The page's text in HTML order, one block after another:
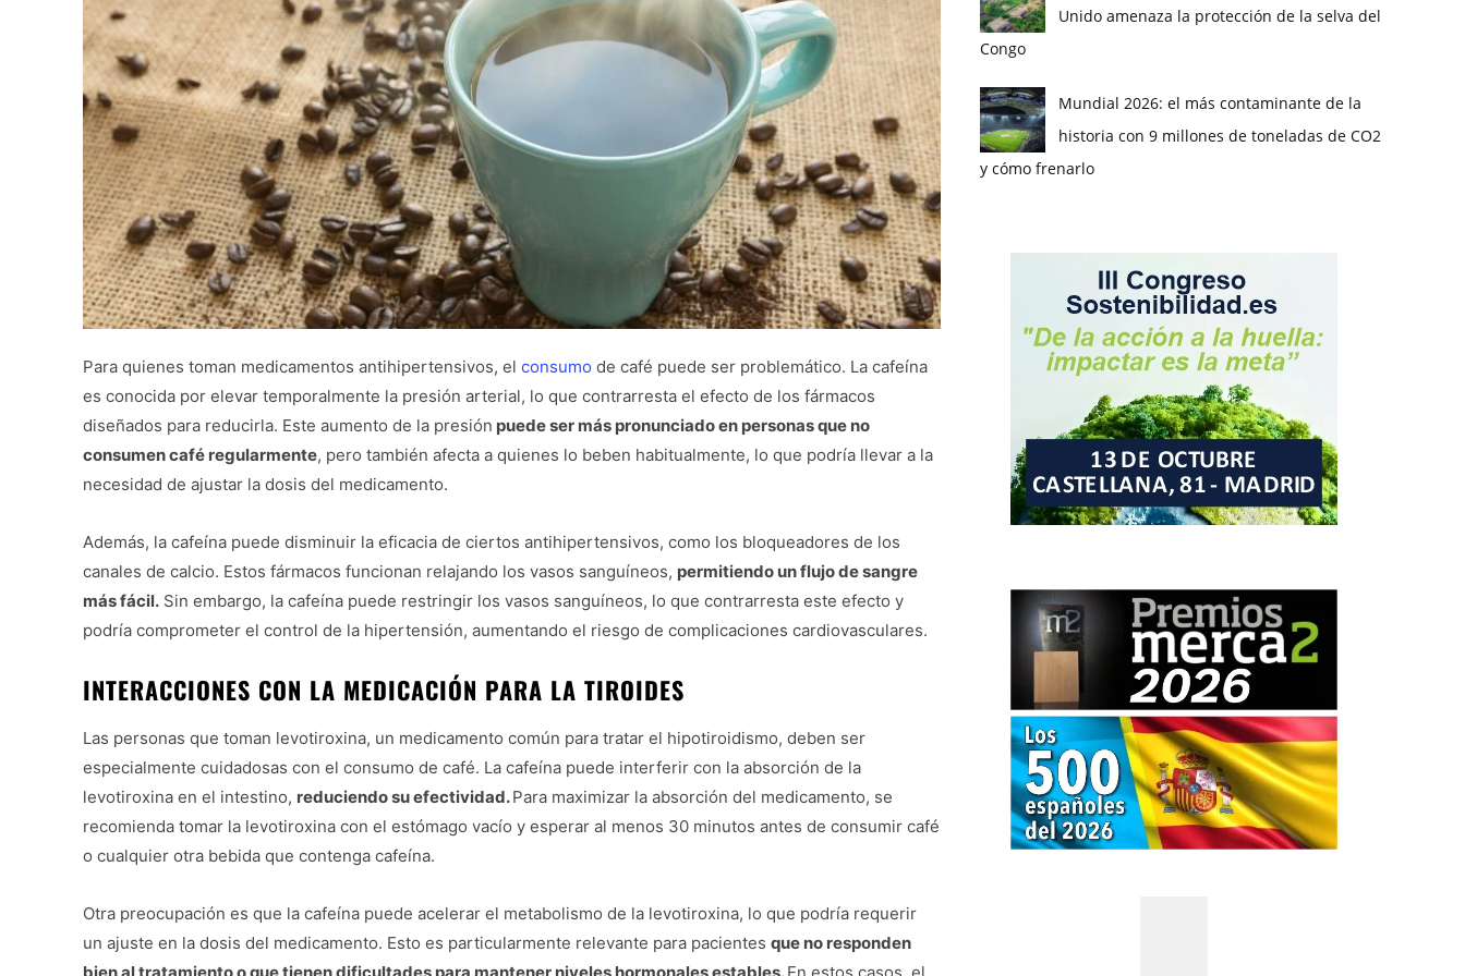
Para quienes toman medicamentos antihipertensivos, el consumo de café puede ser problemático. La cafeína
es conocida por elevar temporalmente la presión arterial, lo que contrarresta el efecto de los fármacos
diseñados para reducirla. Este aumento de la presión puede ser más pronunciado en personas que no
consumen café regularmente, pero también afecta a quienes lo beben habitualmente, lo que podría llevar a la
necesidad de ajustar la dosis del medicamento.
Además, la cafeína puede disminuir la eficacia de ciertos antihipertensivos, como los bloqueadores de los
canales de calcio. Estos fármacos funcionan relajando los vasos sanguíneos, permitiendo un flujo de sangre
más fácil. Sin embargo, la cafeína puede restringir los vasos sanguíneos, lo que contrarresta este efecto y
podría comprometer el control de la hipertensión, aumentando el riesgo de complicaciones cardiovasculares.
INTERACCIONES CON LA MEDICACIÓN PARA LA TIROIDES
Las personas que toman levotiroxina, un medicamento común para tratar el hipotiroidismo, deben ser
especialmente cuidadosas con el consumo de café. La cafeína puede interferir con la absorción de la
levotiroxina en el intestino, reduciendo su efectividad.Para maximizar la absorción del medicamento, se
recomienda tomar la levotiroxina con el estómago vacío y esperar al menos 30 minutos antes de consumir café
o cualquier otra bebida que contenga cafeína.
Otra preocupación es que la cafeína puede acelerar el metabolismo de la levotiroxina, lo que podría requerir
un ajuste en la dosis del medicamento. Esto es particularmente relevante para pacientes que no responden
Unido amenaza la protección de la selva del
Congo
Mundial 2026: el más contaminante de la
historia con 9 millones de toneladas de CO2
y cómo frenarlo